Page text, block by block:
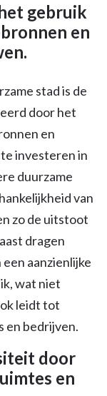
gebruik
en
stad is de
door het
en
investeren in
duurzame
van
zo de uitstoot
dragen
aanzienlijke
wat niet
leidt tot
en bedrijven.
door
en